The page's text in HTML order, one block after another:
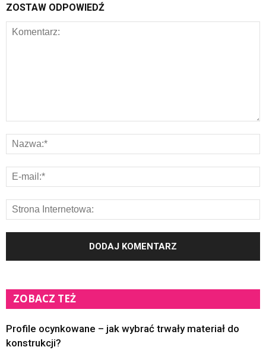
ZOSTAW ODPOWIEDŹ
ZOBACZ TEŻ
Profile ocynkowane – jak wybrać trwały materiał do
konstrukcji?